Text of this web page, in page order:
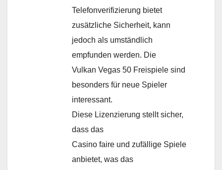
Telefonverifizierung bietet
zusätzliche Sicherheit, kann
jedoch als umständlich
empfunden werden. Die
Vulkan Vegas 50 Freispiele sind
besonders für neue Spieler
interessant.
Diese Lizenzierung stellt sicher,
dass das
Casino faire und zufällige Spiele
anbietet, was das